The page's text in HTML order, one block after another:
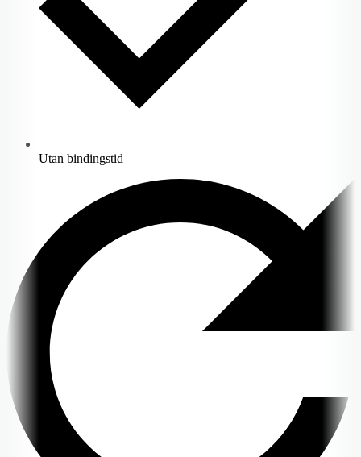
Utan bindingstid